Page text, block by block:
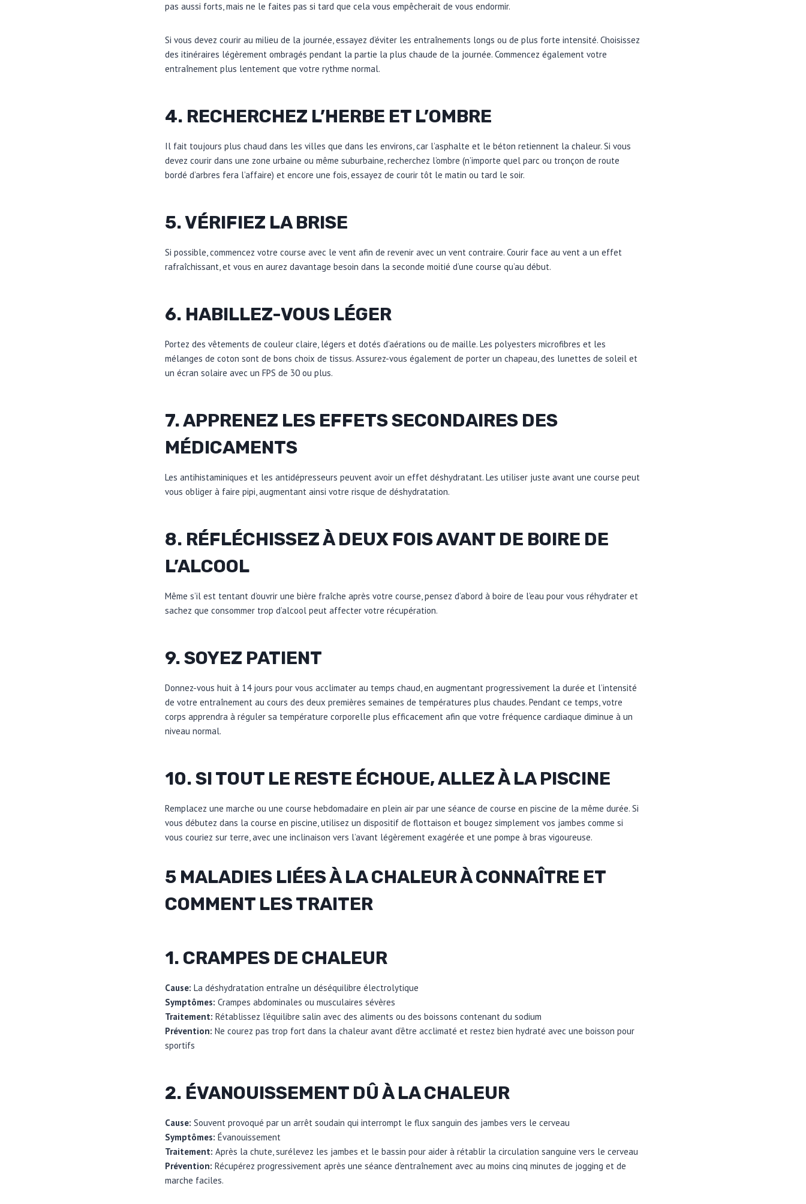
pas aussi forts, mais ne le faites pas si tard que cela vous empêcherait de vous endormir.
Si vous devez courir au milieu de la journée, essayez d’éviter les entraînements longs ou de plus forte intensité. Choisissez
des itinéraires légèrement ombragés pendant la partie la plus chaude de la journée. Commencez également votre
entraînement plus lentement que votre rythme normal.
4. RECHERCHEZ L’HERBE ET L’OMBRE
Il fait toujours plus chaud dans les villes que dans les environs, car l’asphalte et le béton retiennent la chaleur. Si vous
devez courir dans une zone urbaine ou même suburbaine, recherchez l’ombre (n’importe quel parc ou tronçon de route
bordé d’arbres fera l’affaire) et encore une fois, essayez de courir tôt le matin ou tard le soir.
5. VÉRIFIEZ LA BRISE
Si possible, commencez votre course avec le vent afin de revenir avec un vent contraire. Courir face au vent a un effet
rafraîchissant, et vous en aurez davantage besoin dans la seconde moitié d’une course qu’au début.
6. HABILLEZ-VOUS LÉGER
Portez des vêtements de couleur claire, légers et dotés d’aérations ou de maille. Les polyesters microfibres et les
mélanges de coton sont de bons choix de tissus. Assurez-vous également de porter un chapeau, des lunettes de soleil et
un écran solaire avec un FPS de 30 ou plus.
7. APPRENEZ LES EFFETS SECONDAIRES DES
MÉDICAMENTS
Les antihistaminiques et les antidépresseurs peuvent avoir un effet déshydratant. Les utiliser juste avant une course peut
vous obliger à faire pipi, augmentant ainsi votre risque de déshydratation.
8. RÉFLÉCHISSEZ À DEUX FOIS AVANT DE BOIRE DE
L’ALCOOL
Même s’il est tentant d’ouvrir une bière fraîche après votre course, pensez d’abord à boire de l’eau pour vous réhydrater et
sachez que consommer trop d’alcool peut affecter votre récupération.
9. SOYEZ PATIENT
Donnez-vous huit à 14 jours pour vous acclimater au temps chaud, en augmentant progressivement la durée et l’intensité
de votre entraînement au cours des deux premières semaines de températures plus chaudes. Pendant ce temps, votre
corps apprendra à réguler sa température corporelle plus efficacement afin que votre fréquence cardiaque diminue à un
niveau normal.
10. SI TOUT LE RESTE ÉCHOUE, ALLEZ À LA PISCINE
Remplacez une marche ou une course hebdomadaire en plein air par une séance de course en piscine de la même durée. Si
vous débutez dans la course en piscine, utilisez un dispositif de flottaison et bougez simplement vos jambes comme si
vous couriez sur terre, avec une inclinaison vers l’avant légèrement exagérée et une pompe à bras vigoureuse.
5 MALADIES LIÉES À LA CHALEUR À CONNAÎTRE ET
COMMENT LES TRAITER
1. CRAMPES DE CHALEUR
Cause: La déshydratation entraîne un déséquilibre électrolytique
Symptômes: Crampes abdominales ou musculaires sévères
Traitement: Rétablissez l’équilibre salin avec des aliments ou des boissons contenant du sodium
Prévention: Ne courez pas trop fort dans la chaleur avant d’être acclimaté et restez bien hydraté avec une boisson pour
sportifs
2. ÉVANOUISSEMENT DÛ À LA CHALEUR
Cause: Souvent provoqué par un arrêt soudain qui interrompt le flux sanguin des jambes vers le cerveau
Symptômes: Évanouissement
Traitement: Après la chute, surélevez les jambes et le bassin pour aider à rétablir la circulation sanguine vers le cerveau
Prévention: Récupérez progressivement après une séance d’entraînement avec au moins cinq minutes de jogging et de
marche faciles.